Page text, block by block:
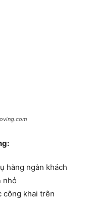
hàng ngàn khách
nhỏ
công khai trên